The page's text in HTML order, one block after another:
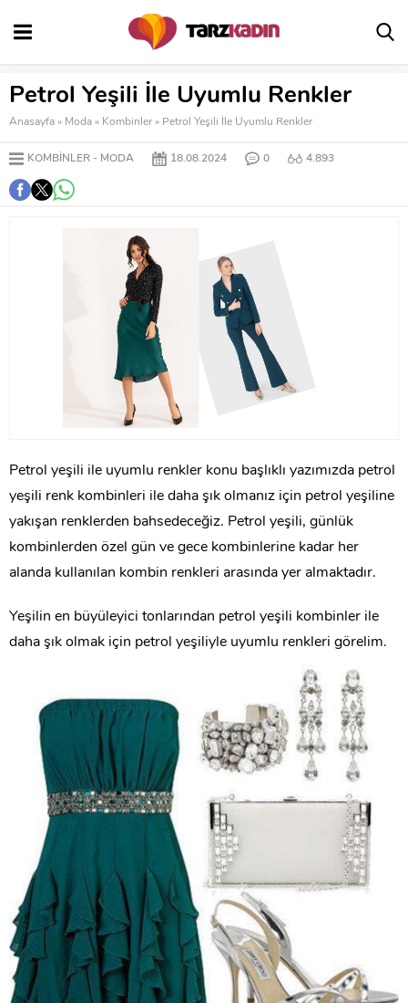
Petrol Yeşili İle Uyumlu Renkler
Anasayfa » Moda » Kombinler » Petrol Yeşili İle Uyumlu Renkler
KOMBINLER MODA 18.08.2024 0 4.893
Petrol yeşili ile uyumlu renkler konu başlıklı yazımızda petrol
yeşili renk kombinleri ile daha şık olmanız için petrol yeşiline
yakışan renklerden bahsedeceğiz. Petrol yeşili, günlük
kombinlerden özel gün ve gece kombinlerine kadar her
alanda kullanılan kombin renkleri arasında yer almaktadır.
Yeşilin en büyüleyici tonlarından petrol yeşili kombinler ile
daha şık olmak için petrol yeşiliyle uyumlu renkleri görelim.